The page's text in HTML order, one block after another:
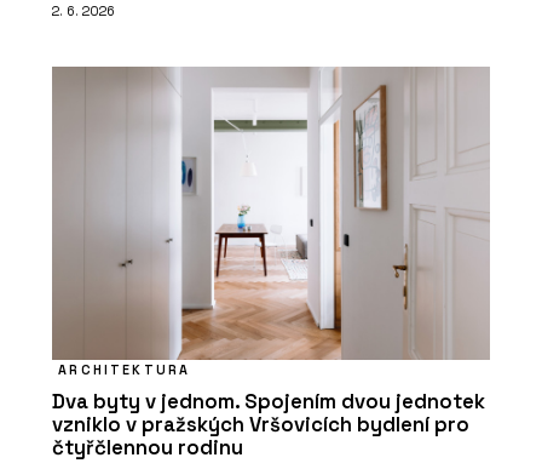
2. 6. 2026
ARCHITEKTURA
Dva byty v jednom. Spojením dvou jednotek
vzniklo v pražských Vršovicích bydlení pro
čtyřčlennou rodinu